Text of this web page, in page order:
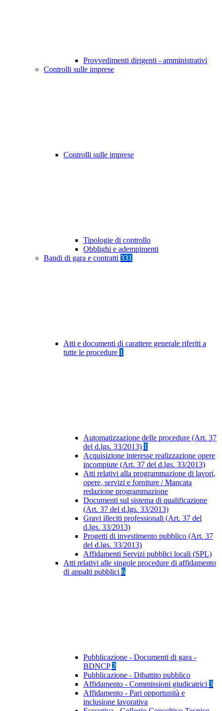
Provvedimenti dirigenti - amministrativi
Controlli sulle imprese
Controlli sulle imprese
Tipologie di controllo
Obblighi e adempimenti
Bandi di gara e contratti 331
Atti e documenti di carattere generale riferiti a
tutte le procedure 1
Automatizzazione delle procedure (Art. 37
del d.lgs. 33/2013) 1
Acquisizione interesse realizzazione opere
incompiute (Art. 37 del d.lgs. 33/2013)
Atti relativi alla programmazione di lavori,
opere, servizi e forniture / Mancata
redazione programmazione
Documenti sul sistema di qualificazione
(Art. 37 del d.lgs. 33/2013)
Gravi illeciti professionali (Art. 37 del
d.lgs. 33/2013)
Progetti di investimento pubblico (Art. 37
del d.lgs. 33/2013)
Affidamenti Servizi pubblici locali (SPL)
Atti relativi alle singole procedure di affidamento
di appalti pubblici 6
Pubblicazione - Documenti di gara -
BDNCP 2
Pubblicazione - Dibattito pubblico
Affidamento - Commissioni giudicatrici 3
Affidamento - Pari opportunità e
inclusione lavorativa